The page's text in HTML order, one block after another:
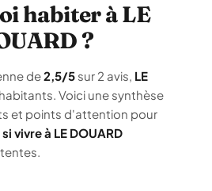
habiter à LE
?
de2,5/5 sur 2 avis, LE
Voici une synthèse
et points d'attention pour
si vivre à LE DOUARD